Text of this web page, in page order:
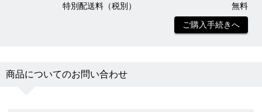
特別配送料（税別）
無料
ご購入手続きへ
商品についてのお問い合わせ